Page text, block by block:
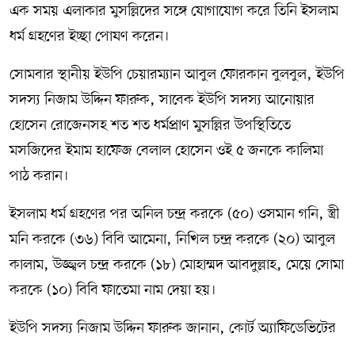
এক সময় এলাকার মুসল্লিদের সঙ্গে যোগাযোগ করে তিনি ইসলাম
ধর্ম গ্রহণের ইচ্ছা পোষণ করেন।
সোমবার স্থানীয় ইউপি চেয়ারম্যান আবুল ফোরকান বুলবুল, ইউপি
সদস্য নিজাম উদ্দিন ফারুক, সাবেক ইউপি সদস্য আনোয়ার
হোসেন রোজেনসহ শত শত ধর্মপ্রাণ মুসল্লির উপস্থিতিতে
মসজিদের ইমাম হাফেজ বেলাল হোসেন ওই ৫ জনকে কালিমা
পাঠ করান।
ইসলাম ধর্ম গ্রহণের পর অনিল চন্দ্র করকে (৫০) ওসমান গনি, স্ত্রী
মনি করকে (৩৬) বিবি আমেনা, নিখিল চন্দ্র করকে (২০) আবুল
কালাম, উজ্জ্বল চন্দ্র করকে (১৮) মোহাম্মদ আবদুল্লাহ, মেয়ে সোমা
করকে (১০) বিবি ফাতেমা নাম দেয়া হয়।
ইউপি সদস্য নিজাম উদ্দিন ফারুক জানান, কোর্ট অ্যাফিডেভিটের